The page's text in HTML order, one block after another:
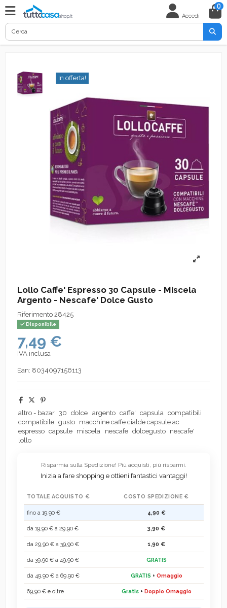
Accedi
0
In offerta!
Lollo Caffe' Espresso 30 Capsule - Miscela
Argento - Nescafe' Dolce Gusto
Riferimento 28425
Disponibile
7,49 €
IVA inclusa
Ean: 8034097156113
altro - bazar 30 dolce argento caffe' capsula
compatibili
compatibile gusto macchine caffe cialde capsule ac
espresso capsule miscela nescafe dolcegusto
nescafe'
lollo
Risparmia sulla Spedizione! Più acquisti, più risparmi.
Inizia a fare shopping e ottieni fantastici vantaggi!
TOTALE ACQUISTO € COSTO SPEDIZIONE €
fino a 19,90 € 4,90 €
da 19,90 € a 29,90 € 3,90 €
da 29,90 € a 39,90 € 1,90 €
da 39,90 € a 49,90 € GRATIS
da 49,90 € a 69,90 € GRATIS + Omaggio
69,90 € e oltre Gratis+ Doppio Omaggio